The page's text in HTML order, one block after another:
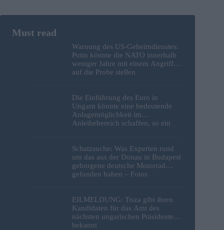
Warnung des US-Geheimdienstes:
Putin könnte die NATO innerhalb
weniger Jahre mit einem Angriff
auf die Probe stellen
Die Einführung des Euro in
Ungarn könnte eine bedeutende
Anlagemöglichkeit im
Anleihebereich schaffen, so ein
Schatzsuche: Was Experten rund
um das aus der Donau in Budapest
geborgene deutsche Motorrad
gefunden haben – Fotos
EILMELDUNG: Tisza gibt ihren
Kandidaten für das Amt des
nächsten ungarischen Präsidenten
bekannt